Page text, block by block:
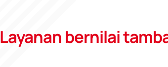
Layanan bernilai